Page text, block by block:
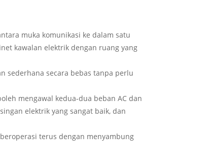
muka komunikasi ke dalam satu
kawalan elektrik dengan ruang yang
sederhana secara bebas tanpa perlu
mengawal kedua-dua beban AC dan
elektrik yang sangat baik, dan
terus dengan menyambung